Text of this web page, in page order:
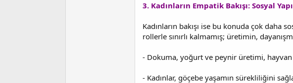
3. Kadınların Empatik Bakışı: Sosyal
Kadınların bakışı ise bu konuda çok daha
rollerle sınırlı kalmamış; üretimin,
- Dokuma, yoğurt ve peynir üretimi, hayvan
- Kadınlar, göçebe yaşamın sürekliliğini